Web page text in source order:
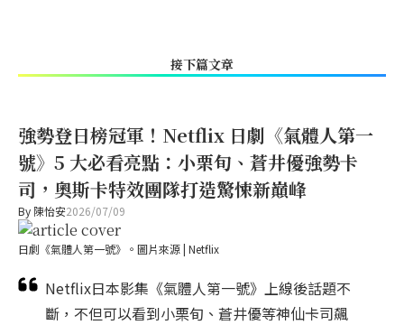
接下篇文章
強勢登日榜冠軍！Netflix 日劇《氣體人第一
號》5 大必看亮點：小栗旬、蒼井優強勢卡
司，奧斯卡特效團隊打造驚悚新巔峰
By 陳怡安2026/07/09
日劇《氣體人第一號》。圖片來源 | Netflix
Netflix日本影集《氣體人第一號》上線後話題不
斷，不但可以看到小栗旬、蒼井優等神仙卡司飆